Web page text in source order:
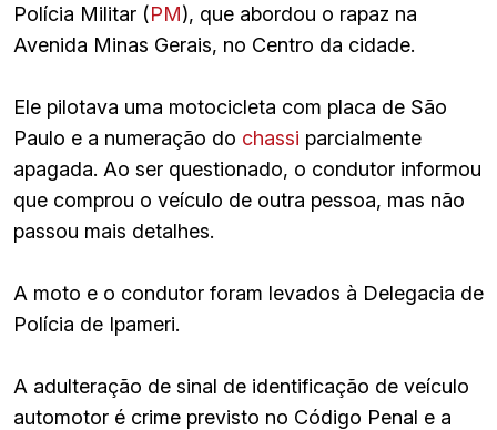
Polícia Militar (PM), que abordou o rapaz na
Avenida Minas Gerais, no Centro da cidade.
Ele pilotava uma motocicleta com placa de São
Paulo e a numeração do chassi parcialmente
apagada. Ao ser questionado, o condutor informou
que comprou o veículo de outra pessoa, mas não
passou mais detalhes.
A moto e o condutor foram levados à Delegacia de
Polícia de Ipameri.
A adulteração de sinal de identificação de veículo
automotor é crime previsto no Código Penal e a